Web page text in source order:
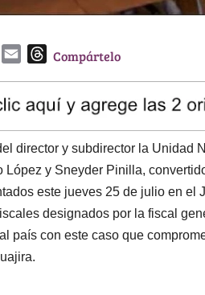
l
T
e
a
d
s
Compártelo
director y subdirector la Unidad
López y Sneyder Pinilla,
este jueves 25 de julio en
designados por la fiscal
país con este caso que